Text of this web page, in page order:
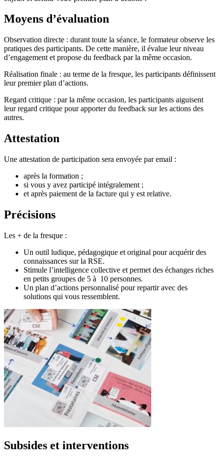
Moyens d’évaluation
Observation directe : durant toute la séance, le formateur observe les
pratiques des participants. De cette manière, il évalue leur niveau
d’engagement et propose du feedback par la même occasion.
Réalisation finale : au terme de la fresque, les participants définissent
leur premier plan d’actions.
Regard critique : par la même occasion, les participants aiguisent
leur regard critique pour apporter du feedback sur les actions des
autres.
Attestation
Une attestation de participation sera envoyée par email :
après la formation ;
si vous y avez participé intégralement ;
et après paiement de la facture qui y est relative.
Précisions
Les + de la fresque :
Un outil ludique, pédagogique et original pour acquérir des
connaissances sur la RSE.
Stimule l’intelligence collective et permet des échanges riches
en petits groupes de 5 à 10 personnes.
Un plan d’actions personnalisé pour repartir avec des
solutions qui vous ressemblent.
Subsides et interventions